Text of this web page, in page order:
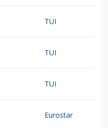
TUI
TUI
TUI
Eurostar